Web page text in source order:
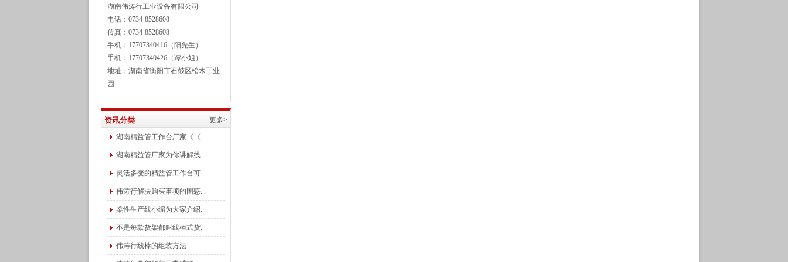
湖南伟涛行工业设备有限公司
电话：0734-8528608
传真：0734-8528608
手机：17707340416（阳先生）
手机：17707340426（谭小姐）
地址：湖南省衡阳市石鼓区松木工业
园
资讯分类 更多>
湖南精益管工作台厂家《《...
湖南精益管厂家为你讲解线...
灵活多变的精益管工作台可...
伟涛行解决购买事项的困惑...
柔性生产线小编为大家介绍...
不是每款货架都叫线棒式货...
伟涛行线棒的组装方法